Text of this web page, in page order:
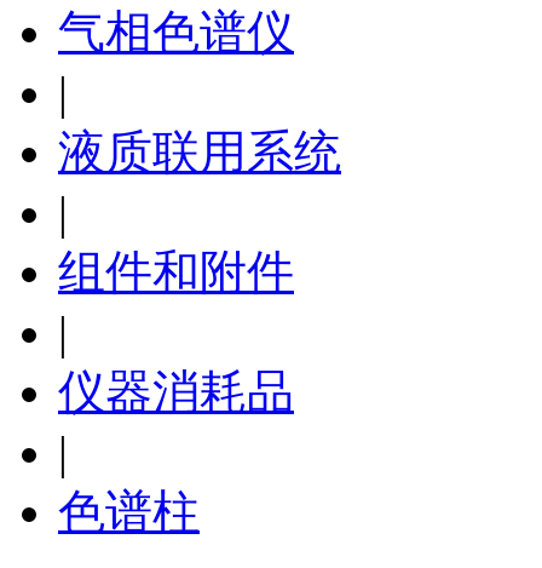
气相色谱仪
|
液质联用系统
|
组件和附件
|
仪器消耗品
|
色谱柱